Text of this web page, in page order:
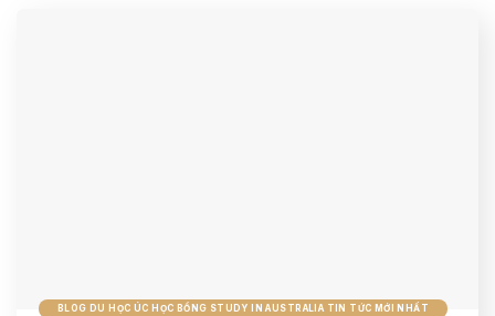
BLOG DU HỌC ÚC HỌC BỔNG STUDY IN AUSTRALIA TIN TỨC MỚI NHẤT